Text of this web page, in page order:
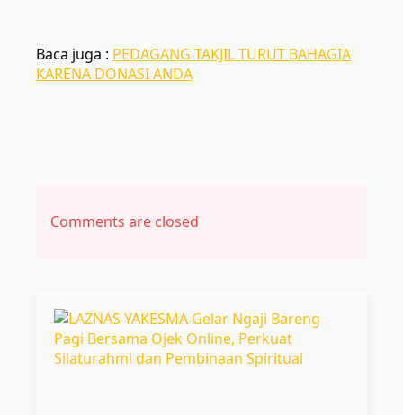
Baca juga : PEDAGANG TAKJIL TURUT BAHAGIA
KARENA DONASI ANDA
Comments are closed